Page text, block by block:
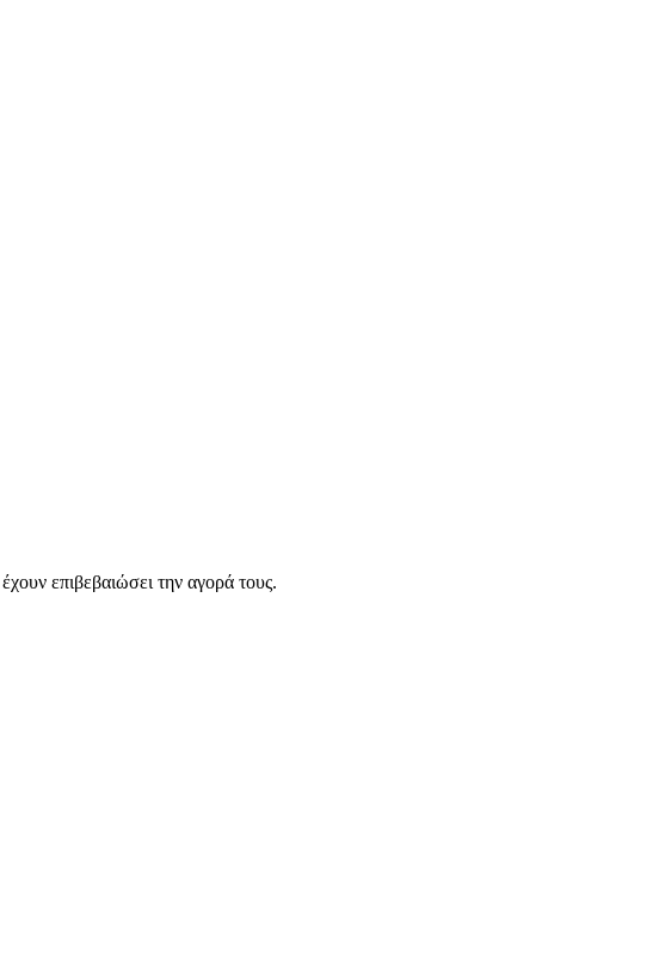
επιβεβαιώσει την αγορά τους.